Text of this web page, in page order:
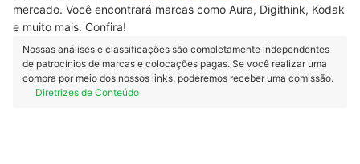
mercado. Você encontrará marcas como Aura, Digithink, Kodak
e muito mais. Confira!
Nossas análises e classificações são completamente independentes
de patrocínios de marcas e colocações pagas. Se você realizar uma
compra por meio dos nossos links, poderemos receber uma comissão.
Diretrizes de Conteúdo